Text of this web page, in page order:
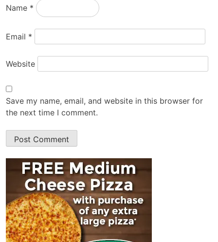
Name *
Email *
Website
Save my name, email, and website in this browser for
the next time I comment.